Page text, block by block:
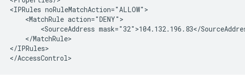
<IPRules noRuleMatchAction="ALLOW">
<MatchRule action="DENY">
<SourceAddress mask="32">104.132.196.83</
</MatchRule>
</IPRules>